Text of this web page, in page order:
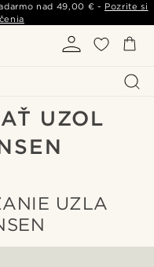
nad 49,00 € - Pozrite si
UZOL
UZLA